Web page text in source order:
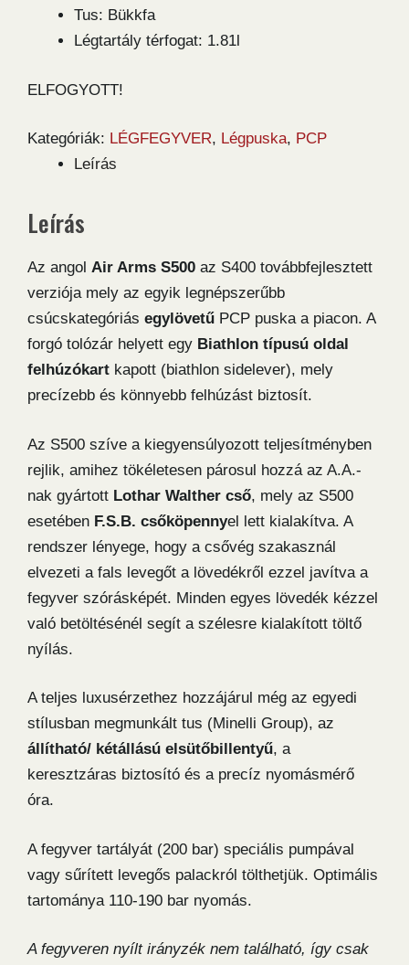
Tus: Bükkfa
Légtartály térfogat: 1.81l
ELFOGYOTT!
Kategóriák: LÉGFEGYVER, Légpuska, PCP
Leírás
Leírás
Az angol Air Arms S500 az S400 továbbfejlesztett
verziója mely az egyik legnépszerűbb
csúcskategóriás egylövetű PCP puska a piacon. A
forgó tolózár helyett egy Biathlon típusú oldal
felhúzókart kapott (biathlon sidelever), mely
precízebb és könnyebb felhúzást biztosít.
Az S500 szíve a kiegyensúlyozott teljesítményben
rejlik, amihez tökéletesen párosul hozzá az A.A.-
nak gyártott Lothar Walther cső, mely az S500
esetében F.S.B. csőköpennyel lett kialakítva. A
rendszer lényege, hogy a csővég szakasznál
elvezeti a fals levegőt a lövedékről ezzel javítva a
fegyver szórásképét. Minden egyes lövedék kézzel
való betöltésénél segít a szélesre kialakított töltő
nyílás.
A teljes luxusérzethez hozzájárul még az egyedi
stílusban megmunkált tus (Minelli Group), az
állítható/ kétállású elsütőbillentyű, a
keresztzáras biztosító és a precíz nyomásmérő
óra.
A fegyver tartályát (200 bar) speciális pumpával
vagy sűrített levegős palackról tölthetjük. Optimális
tartománya 110-190 bar nyomás.
A fegyveren nyílt irányzék nem található, így csak